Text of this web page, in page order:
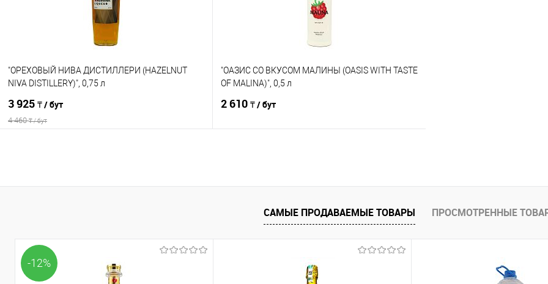
"ОРЕХОВЫЙ НИВА ДИСТИЛЛЕРИ (HAZELNUT
NIVA DISTILLERY)", 0,75 л
3 925 ₸ / бут
4 460₸ / бут
Сравнение
"ОАЗИС СО ВКУСОМ МАЛИНЫ (OASIS WITH TASTE
OF MALINA)", 0,5 л
2 610 ₸ / бут
Сравнение
В избранное
В наличии
САМЫЕ ПРОДАВАЕМЫЕ ТОВАРЫ ПРОСМОТРЕННЫЕ
-12%